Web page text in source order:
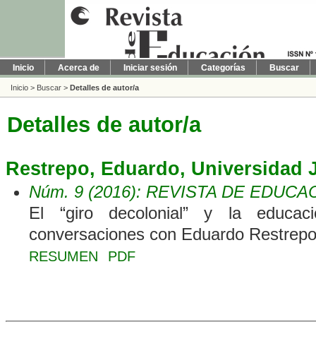
Inicio Acerca de Iniciar sesión Categorías Buscar
Inicio > Buscar > Detalles de autor/a
Detalles de autor/a
Restrepo, Eduardo, Universidad
Núm. 9 (2016): REVISTA DE
El “giro decolonial” y la
conversaciones con Eduardo
RESUMEN PDF